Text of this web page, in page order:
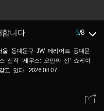
니다 5/8
동대문구 JW 메리어트 동대문
신작 ‘제우스: 오만의 신’ 쇼케이
고 있다. 2026.08.07.